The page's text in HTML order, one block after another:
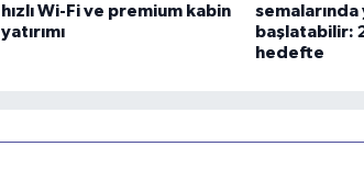
hızlı Wi-Fi ve premium kabin
yatırımı
başlatabilir:
hedefte